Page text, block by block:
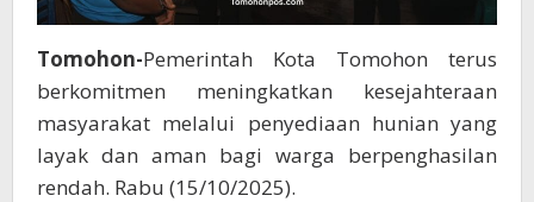
Tomohon-Pemerintah Kota Tomohon terus
berkomitmen meningkatkan kesejahteraan
masyarakat melalui penyediaan hunian yang
layak dan aman bagi warga berpenghasilan
rendah. Rabu (15/10/2025).